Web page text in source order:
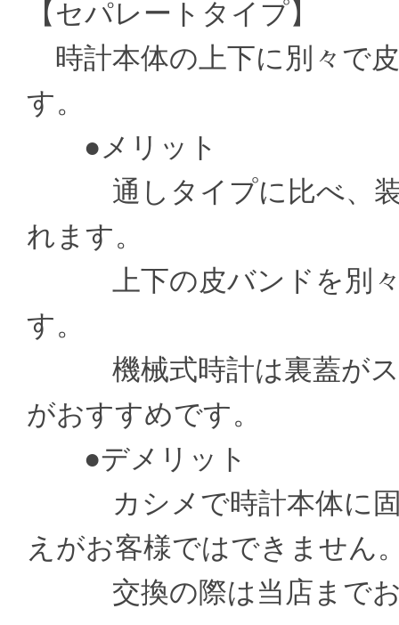
【セパレートタイプ】
時計本体の上下に別々で
す。
●メリット
通しタイプに比べ、装
れます。
上下の皮バンドを別々
す。
機械式時計は裏蓋がス
がおすすめです。
●デメリット
カシメで時計本体に固
えがお客様ではできません
交換の際は当店までお